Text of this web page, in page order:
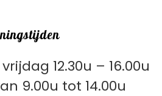
12.30u – 16.00u
9.00u tot 14.00u